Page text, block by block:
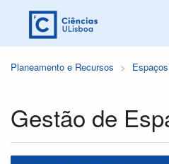
Planeamento e Recursos Espaços
Gestão de